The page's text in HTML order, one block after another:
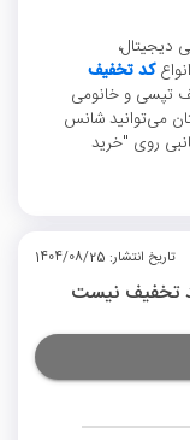
دیجیتال،
کد تخفیف
بیت 24، کد تخفیف تپسی و خانومی
دوستان می‌توانید شانس
روی "خرید
تاریخ انتشار: 1404/08/25
کد تخفیف نیست